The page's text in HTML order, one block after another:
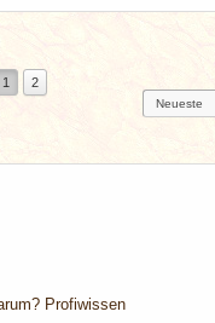
1 2
Profiwissen